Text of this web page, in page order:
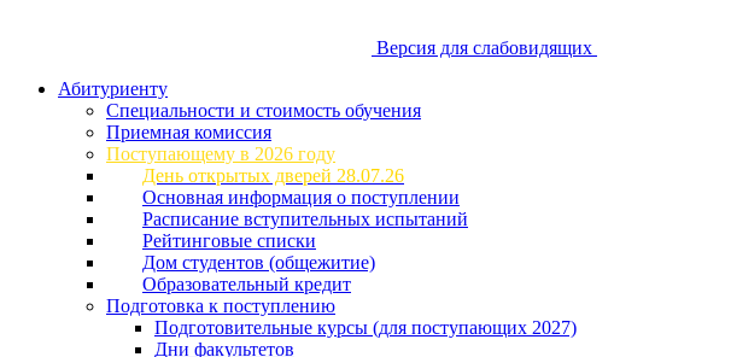
Версия для слабовидящих
Абитуриенту
Специальности и стоимость обучения
Приемная комиссия
Поступающему в 2026 году
День открытых дверей 28.07.26
Основная информация о поступлении
Расписание вступительных испытаний
Рейтинговые списки
Дом студентов (общежитие)
Образовательный кредит
Подготовка к поступлению
Подготовительные курсы (для поступающих 2027)
Дни факультетов